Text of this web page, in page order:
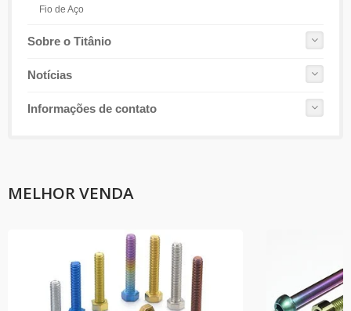
Fio de Aço
Sobre o Titânio
Notícias
Informações de contato
MELHOR VENDA